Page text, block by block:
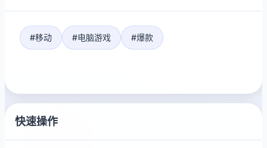
#移动 #电脑游戏 #爆款
快速操作